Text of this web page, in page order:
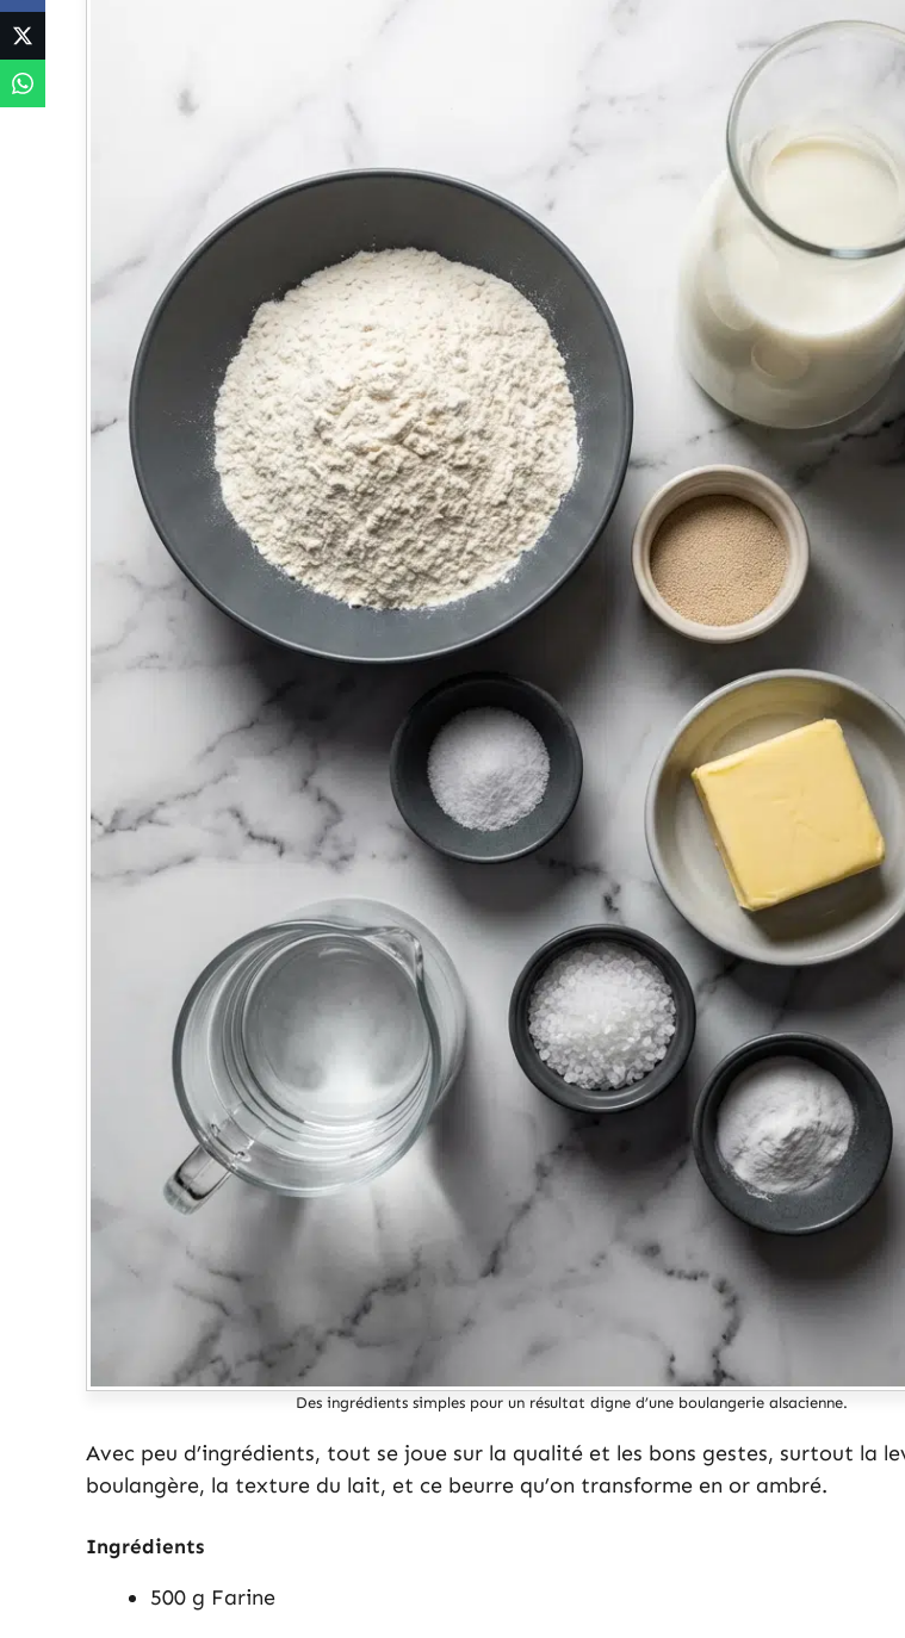
Des ingrédients simples pour un résultat digne d’une boulangerie alsacienne.
Avec peu d’ingrédients, tout se joue sur la qualité et les bons gestes, surtout la
boulangère, la texture du lait, et ce beurre qu’on transforme en or ambré.
Ingrédients
500 g Farine